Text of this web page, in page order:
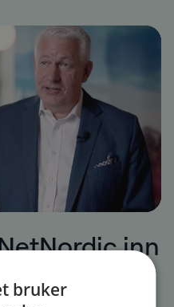
inn
har vi
bruker